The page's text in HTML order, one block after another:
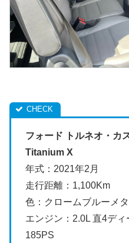
フォード トルネオ・カ
Titanium X
年式：2021年2月
走行距離：1,100Km
色：クロームブルーメ
エンジン：2.0L 直4デ
185PS